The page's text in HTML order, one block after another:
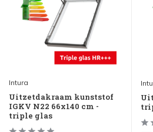
Intura
Uitzetdakraam kunststof
IGKV N22 66x140 cm -
triple glas